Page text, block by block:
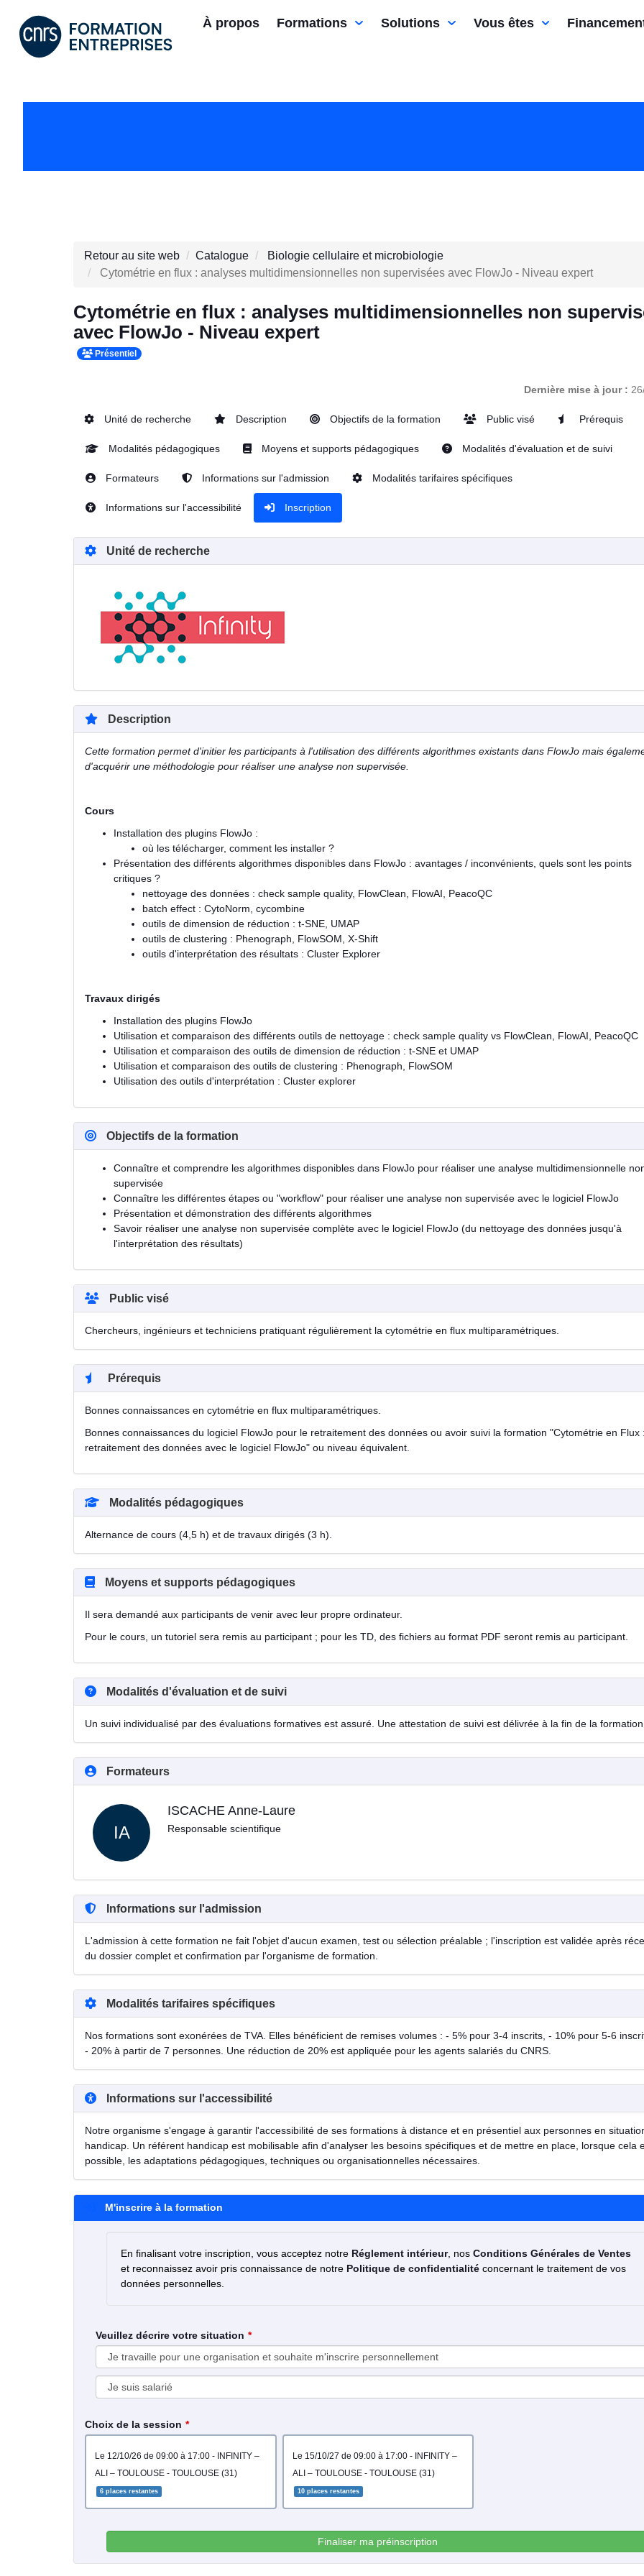
À propos Formations Solutions Vous êtes
Retour au site web Catalogue
Biologie cellulaire et microbiologie
Cytométrie en flux : analyses multidimensionnelles non supervisées avec FlowJo - Niveau expert
Cytométrie en flux : analyses multidimensionnelles non
avec FlowJo - Niveau expert
Présentiel
Dernière mise à jour :
Unité de recherche Description Objectifs de la formation Public visé Prérequis
Modalités pédagogiques Moyens et supports pédagogiques Modalités d'évaluation et de suivi
Formateurs Informations sur l'admission Modalités tarifaires spécifiques
Informations sur l'accessibilité Inscription
Unité de recherche
Description
Cette formation permet d'initier les participants à l'utilisation des différents algorithmes existants dans FlowJo mais
d'acquérir une méthodologie pour réaliser une analyse non supervisée.
Cours
Installation des plugins FlowJo :
où les télécharger, comment les installer ?
Présentation des différents algorithmes disponibles dans FlowJo : avantages / inconvénients, quels sont les points
critiques ?
nettoyage des données : check sample quality, FlowClean, FlowAI, PeacoQC
batch effect : CytoNorm, cycombine
outils de dimension de réduction : t-SNE, UMAP
outils de clustering : Phenograph, FlowSOM, X-Shift
outils d'interprétation des résultats : Cluster Explorer
Travaux dirigés
Installation des plugins FlowJo
Utilisation et comparaison des différents outils de nettoyage : check sample quality vs FlowClean, FlowAI, PeacoQC
Utilisation et comparaison des outils de dimension de réduction : t-SNE et UMAP
Utilisation et comparaison des outils de clustering : Phenograph, FlowSOM
Utilisation des outils d'interprétation : Cluster explorer
Objectifs de la formation
Connaître et comprendre les algorithmes disponibles dans FlowJo pour réaliser une analyse multidimensionnelle
supervisée
Connaître les différentes étapes ou "workflow" pour réaliser une analyse non supervisée avec le logiciel FlowJo
Présentation et démonstration des différents algorithmes
Savoir réaliser une analyse non supervisée complète avec le logiciel FlowJo (du nettoyage des données jusqu'à
l'interprétation des résultats)
Public visé
Chercheurs, ingénieurs et techniciens pratiquant régulièrement la cytométrie en flux multiparamétriques.
Prérequis
Bonnes connaissances en cytométrie en flux multiparamétriques.
Bonnes connaissances du logiciel FlowJo pour le retraitement des données ou avoir suivi la formation "Cytométrie en Flux
retraitement des données avec le logiciel FlowJo" ou niveau équivalent.
Modalités pédagogiques
Alternance de cours (4,5 h) et de travaux dirigés (3 h).
Moyens et supports pédagogiques
Il sera demandé aux participants de venir avec leur propre ordinateur.
Pour le cours, un tutoriel sera remis au participant ; pour les TD, des fichiers au format PDF seront remis au participant.
Modalités d'évaluation et de suivi
Un suivi individualisé par des évaluations formatives est assuré. Une attestation de suivi est délivrée à la fin de la
Formateurs
IA
ISCACHE Anne-Laure
Responsable scientifique
Informations sur l'admission
L'admission à cette formation ne fait l'objet d'aucun examen, test ou sélection préalable ; l'inscription est validée après
du dossier complet et confirmation par l'organisme de formation.
Modalités tarifaires spécifiques
Nos formations sont exonérées de TVA. Elles bénéficient de remises volumes : - 5% pour 3-4 inscrits, - 10% pour 5-6
- 20% à partir de 7 personnes. Une réduction de 20% est appliquée pour les agents salariés du CNRS.
Informations sur l'accessibilité
Notre organisme s'engage à garantir l'accessibilité de ses formations à distance et en présentiel aux personnes en
handicap. Un référent handicap est mobilisable afin d'analyser les besoins spécifiques et de mettre en place, lorsque cela
possible, les adaptations pédagogiques, techniques ou organisationnelles nécessaires.
M'inscrire à la formation
En finalisant votre inscription, vous acceptez notre Réglement intérieur, nos Conditions Générales de Ventes
et reconnaissez avoir pris connaissance de notre Politique de confidentialité concernant le traitement de vos
données personnelles.
Veuillez décrire votre situation
Choix de la session
le 12/10/26 de 09:00 à 17:00 - INFINITY –
ALI – TOULOUSE - TOULOUSE (31)
6 places restantes
le 15/10/27 de 09:00 à 17:00 - INFINITY –
ALI – TOULOUSE - TOULOUSE (31)
10 places restantes
Finaliser ma préinscription